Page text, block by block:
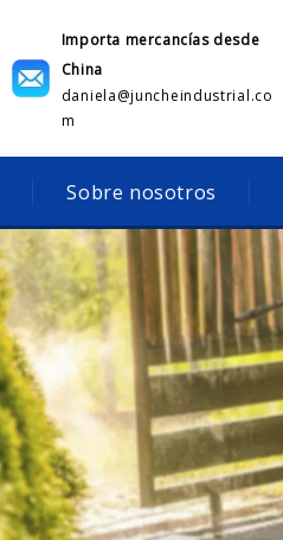
Importa mercancías desde
China
daniela@juncheindustrial.co
m
Sobre nosotros